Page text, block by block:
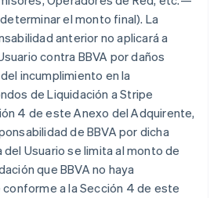
el monto final). La
anterior no aplicará a
contra BBVA por daños
incumplimiento en la
de Liquidación a Stripe
4 de este Anexo del Adquirente,
de BBVA por dicha
Usuario se limita al monto de
que BBVA no haya
a la Sección 4 de este